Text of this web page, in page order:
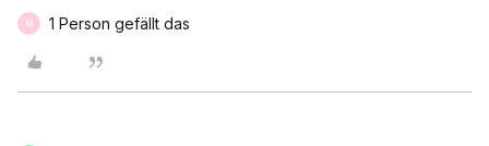
M 1 Person gefällt das